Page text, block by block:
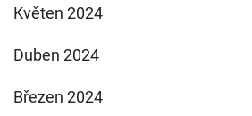
Květen 2024
Duben 2024
Březen 2024